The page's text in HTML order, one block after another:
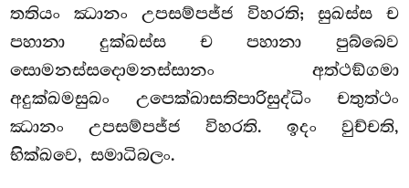
තතියං ඣානං උපසම්පජ්ජ විහරති; සුඛස්ස ච
පහානා දුක්ඛස්ස ච පහානා පුබ්බෙව
සොමනස්සදොමනස්සානං අත්ථඞ්ගමා
අදුක්ඛමසුඛං උපෙක්ඛාසතිපාරිසුද්ධිං චතුත්ථං
ඣානං උපසම්පජ්ජ විහරති. ඉදං වුච්චති,
භික්ඛවෙ, සමාධිබලං.